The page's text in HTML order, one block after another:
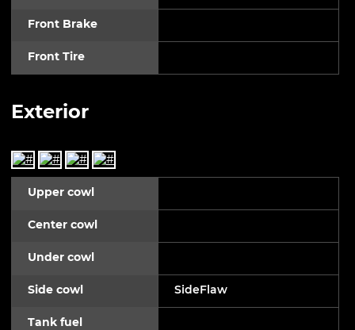
Front Brake
Front Tire
Exterior
Upper cowl
Center cowl
Under cowl
Side cowl SideFlaw
Tank fuel